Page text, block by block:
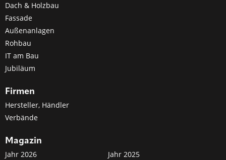
Dach & Holzbau
Fassade
Außenanlagen
Rohbau
IT am Bau
Jubiläum
Firmen
Hersteller, Händler
Verbände
Magazin
Jahr 2026
Jahr 2025